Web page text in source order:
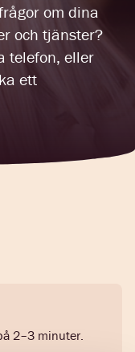
om dina
och tjänster?
telefon, eller
ett
2–3 minuter.